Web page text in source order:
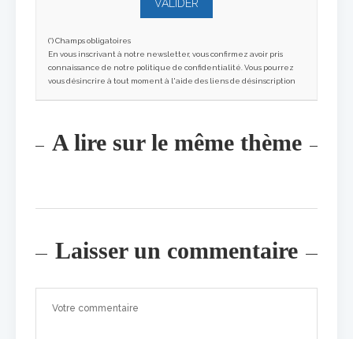
(*) Champs obligatoires
En vous inscrivant à notre newsletter, vous confirmez avoir pris
connaissance de notre politique de confidentialité. Vous pourrez
vous désincrire à tout moment à l'aide des liens de désinscription
A lire sur le même thème
Laisser un commentaire